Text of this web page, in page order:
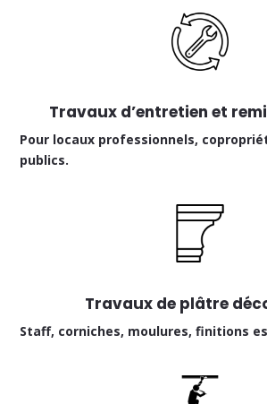
Travaux d’entretien et
Pour locaux professionnels,
publics.
Travaux de plâtre
Staff, corniches, moulures, finitions